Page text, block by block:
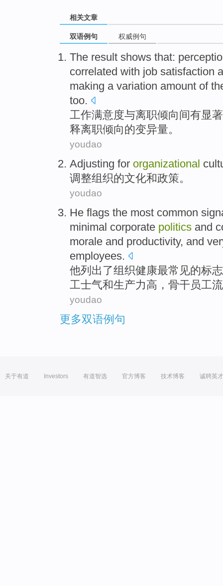
相关文章
双语例句 权威例句
The result shows that:
correlated with job satisfaction
making a variation amount of
too.
工作满意度与离职倾向间有显著
释离职倾向的变异量。
youdao
Adjusting for organizational
调整组织的文化和政策。
youdao
He flags the most common
minimal corporate politics and
morale and productivity, and
employees.
他列出 了组织健康最常见的标志
工士气和生产力高 ， 骨干 员工
youdao
更多双语例句
关于有道 Investors 有道智选 官方博客 技术博客 诚聘英才